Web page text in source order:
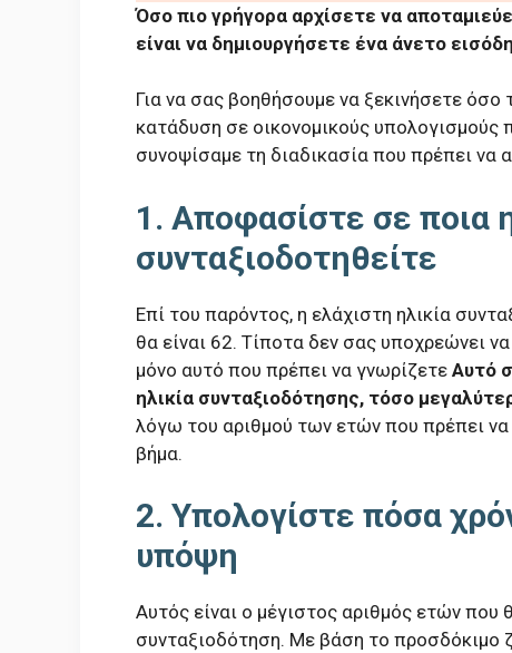
Όσο πιο γρήγορα αρχίσετε να
είναι να δημιουργήσετε ένα άνετο
Για να σας βοηθήσουμε να ξεκινήσετε
κατάδυση σε οικονομικούς υπολογισμούς
συνοψίσαμε τη διαδικασία που πρέπει να
1. Αποφασίστε σε ποια
συνταξιοδοτηθείτε
Επί του παρόντος, η ελάχιστη ηλικία
θα είναι 62. Τίποτα δεν σας υποχρεώνει
μόνο αυτό που πρέπει να γνωρίζετε Αυτό
ηλικία συνταξιοδότησης, τόσο
λόγω του αριθμού των ετών που πρέπει
βήμα.
2. Υπολογίστε πόσα
υπόψη
Αυτός είναι ο μέγιστος αριθμός ετών που
συνταξιοδότηση. Με βάση το